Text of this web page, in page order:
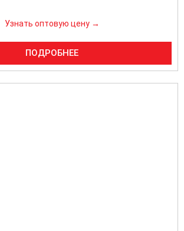
Узнать оптовую цену →
ПОДРОБНЕЕ